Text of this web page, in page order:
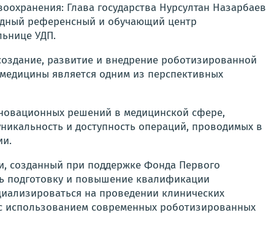
Глава государства Нурсултан Назарбаев
референсный и обучающий центр
УДП.
развитие и внедрение роботизированной
является одним из перспективных
решений в медицинской сфере,
и доступность операций, проводимых в
созданный при поддержке Фонда Первого
подготовку и повышение квалификации
на проведении клинических
использованием современных роботизированных